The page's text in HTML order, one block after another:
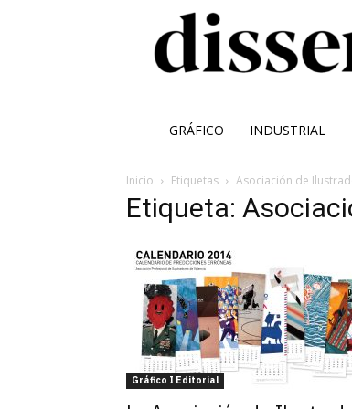
GRÁFICO INDUSTRIAL
Inicio Etiquetas Asociación de
Etiqueta:
Gráfico I Editorial